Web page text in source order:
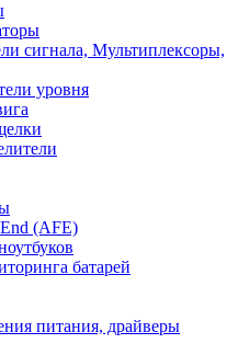
сигнала, Мультиплексоры,
уровня
(AFE)
батарей
питания, драйверы